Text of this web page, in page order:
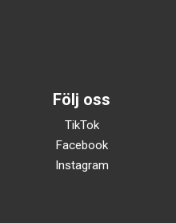
Följ oss
TikTok
Facebook
Instagram